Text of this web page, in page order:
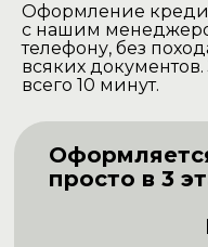
просто в 3
Оформление
с нашим
телефону, без
всяких
всего 10 минут.